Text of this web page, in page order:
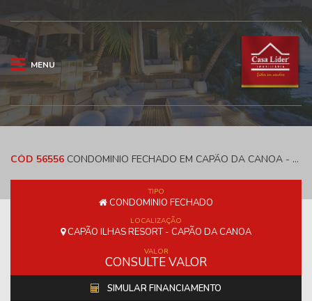
MENU
CÓD 56556 CONDOMINIO FECHADO EM CAPÃO DA CANOA - CAPÃO ILHAS RESORT
TIPO
CONDOMINIO FECHADO
LOCALIZAÇÃO
CAPÃO ILHAS RESORT - CAPÃO DA CANOA
VALOR
CONSULTE VALOR
SIMULAR FINANCIAMENTO